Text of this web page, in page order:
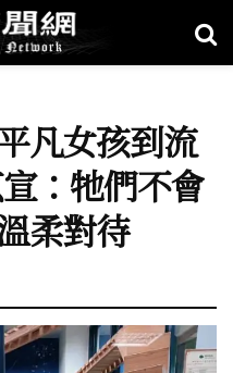
凡女孩到流
：牠們不會
柔對待